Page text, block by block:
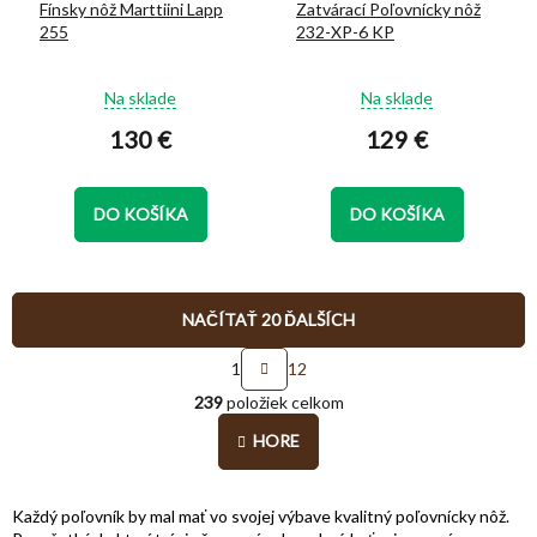
Fínsky nôž Marttiini Lapp
255
Priemerné
hodnotenie
produktu
z
5
Na sklade
130 €
DO KOŠÍKA
Zatvárací Poľovnícky nôž
232-XP-6 KP
Priemerné
hodnotenie
produktu
z
5
Na sklade
129 €
DO KOŠÍKA
O
v
l
c
NAČÍTAŤ 20 ĎALŠÍCH
S
t
r
á
n
a
1
12
239položiek celkom
HORE
Každý poľovník by mal mať vo svojej výbave kvalitný poľovnícky nôž.